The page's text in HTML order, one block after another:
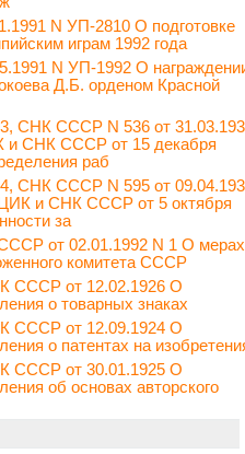
N УП-2810 О подготовке
играм 1992 года
N УП-1992 О
Д.Б. орденом Красной
СНК СССР N 536 от
и СНК СССР от 15 декабря
раб
СНК СССР N 595 от
и СНК СССР от 5 октября
за
от 02.01.1992 N 1 О
комитета СССР
СССР от 12.02.1926 О
о товарных знаках
СССР от 12.09.1924 О
о патентах на
СССР от 30.01.1925 О
об основах авторского